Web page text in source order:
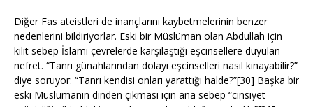
Diğer Fas ateistleri de inançlarını kaybetmelerinin benzer
nedenlerini bildiriyorlar. Eski bir Müslüman olan Abdullah için
kilit sebep İslami çevrelerde karşılaştığı eşcinsellere duyulan
nefret. “Tanrı günahlarından dolayı eşcinselleri nasıl kınayabilir?”
diye soruyor: “Tanrı kendisi onları yarattığı halde?”[30] Başka bir
eski Müslümanın dinden çıkması için ana sebep “cinsiyet